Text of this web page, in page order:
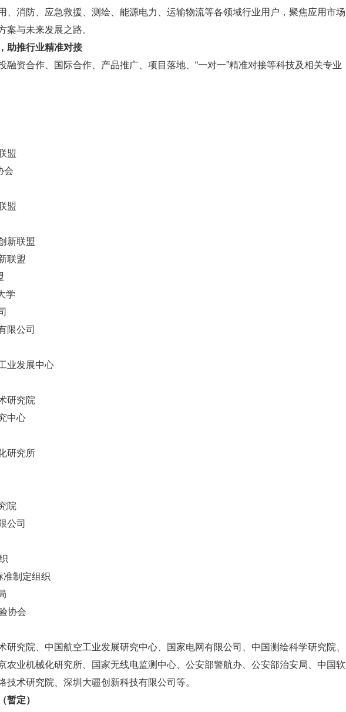
、消防、应急救援、测绘、能源电力、运输物流等各领域行业用户，聚焦应用市场
案与未来发展之路。
助推行业精准对接
融资合作、国际合作、产品推广、项目落地、“一对一”精准对接等科技及相关专业
盟
会
盟
新联盟
联盟
学
限公司
业发展中心
研究院
中心
研究所
院
公司
准制定组织
协会
研究院、中国航空工业发展研究中心、国家电网有限公司、中国测绘科学研究院、
农业机械化研究所、国家无线电监测中心、公安部警航办、公安部治安局、中国软
技术研究院、深圳大疆创新科技有限公司等。
暂定）